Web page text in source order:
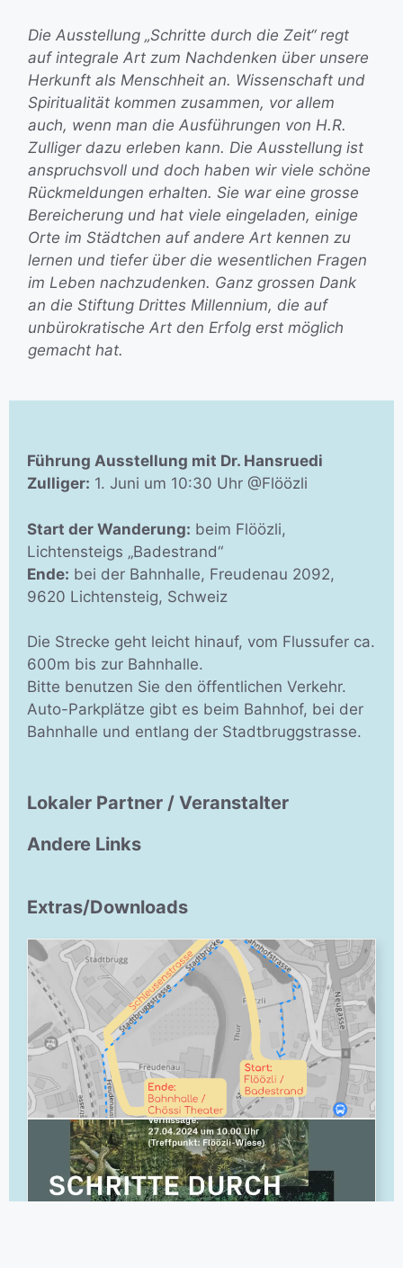
Die Ausstellung „Schritte durch die Zeit“ regt
auf integrale Art zum Nachdenken über unsere
Herkunft als Menschheit an. Wissenschaft und
Spiritualität kommen zusammen, vor allem
auch, wenn man die Ausführungen von H.R.
Zulliger dazu erleben kann. Die Ausstellung ist
anspruchsvoll und doch haben wir viele schöne
Rückmeldungen erhalten. Sie war eine grosse
Bereicherung und hat viele eingeladen, einige
Orte im Städtchen auf andere Art kennen zu
lernen und tiefer über die wesentlichen Fragen
im Leben nachzudenken. Ganz grossen Dank
an die Stiftung Drittes Millennium, die auf
unbürokratische Art den Erfolg erst möglich
gemacht hat.
Führung Ausstellung mit Dr. Hansruedi
Zulliger: 1. Juni um 10:30 Uhr @Flöözli
Start der Wanderung: beim Flöözli,
Lichtensteigs „Badestrand“
Ende: bei der Bahnhalle, Freudenau 2092,
9620 Lichtensteig, Schweiz
Die Strecke geht leicht hinauf, vom Flussufer ca.
600m bis zur Bahnhalle.
Bitte benutzen Sie den öffentlichen Verkehr.
Auto-Parkplätze gibt es beim Bahnhof, bei der
Bahnhalle und entlang der Stadtbruggstrasse.
Lokaler Partner / Veranstalter
Andere Links
Extras/Downloads